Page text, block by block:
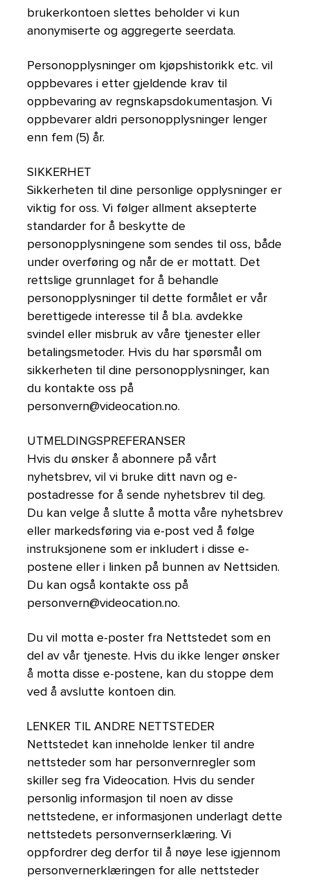
brukerkontoen slettes beholder vi kun
anonymiserte og aggregerte seerdata.
Personopplysninger om kjøpshistorikk etc. vil
oppbevares i etter gjeldende krav til
oppbevaring av regnskapsdokumentasjon. Vi
oppbevarer aldri personopplysninger lenger
enn fem (5) år.
SIKKERHET
Sikkerheten til dine personlige opplysninger er
viktig for oss. Vi følger allment aksepterte
standarder for å beskytte de
personopplysningene som sendes til oss, både
under overføring og når de er mottatt. Det
rettslige grunnlaget for å behandle
personopplysninger til dette formålet er vår
berettigede interesse til å bl.a. avdekke
svindel eller misbruk av våre tjenester eller
betalingsmetoder. Hvis du har spørsmål om
sikkerheten til dine personopplysninger, kan
du kontakte oss på
personvern@videocation.no.
UTMELDINGSPREFERANSER
Hvis du ønsker å abonnere på vårt
nyhetsbrev, vil vi bruke ditt navn og e-
postadresse for å sende nyhetsbrev til deg.
Du kan velge å slutte å motta våre nyhetsbrev
eller markedsføring via e-post ved å følge
instruksjonene som er inkludert i disse e-
postene eller i linken på bunnen av Nettsiden.
Du kan også kontakte oss på
personvern@videocation.no.
Du vil motta e-poster fra Nettstedet som en
del av vår tjeneste. Hvis du ikke lenger ønsker
å motta disse e-postene, kan du stoppe dem
ved å avslutte kontoen din.
LENKER TIL ANDRE NETTSTEDER
Nettstedet kan inneholde lenker til andre
nettsteder som har personvernregler som
skiller seg fra Videocation. Hvis du sender
personlig informasjon til noen av disse
nettstedene, er informasjonen underlagt dette
nettstedets personvernserklæring. Vi
oppfordrer deg derfor til å nøye lese igjennom
personvernerklæringen for alle nettsteder